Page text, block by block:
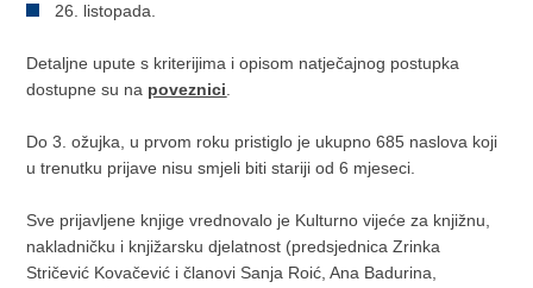
26. listopada.
Detaljne upute s kriterijima i opisom natječajnog postupka
dostupne su na poveznici
Do 3. ožujka, u prvom roku pristiglo je ukupno 685 naslova koji
u trenutku prijave nisu smjeli biti stariji od 6 mjeseci.
Sve prijavljene knjige vrednovalo je Kulturno vijeće za knjižnu,
nakladničku i knjižarsku djelatnost (predsjednica Zrinka
Stričević Kovačević i članovi Sanja Roić, Ana Badurina,